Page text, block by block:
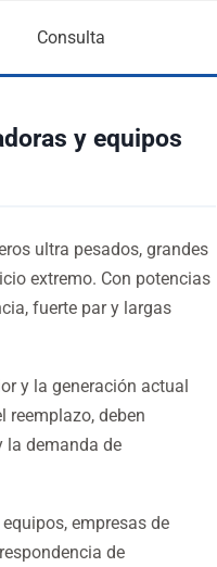
Consulta
y equipos
ultra pesados, grandes
extremo. Con potencias
fuerte par y largas
y la generación actual
reemplazo, deben
la demanda de
empresas de
de